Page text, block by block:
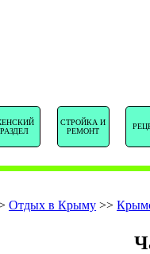
РАЗДЕЛ
СТРОЙКА И
РЕМОНТ
Отдых в Крыму >>